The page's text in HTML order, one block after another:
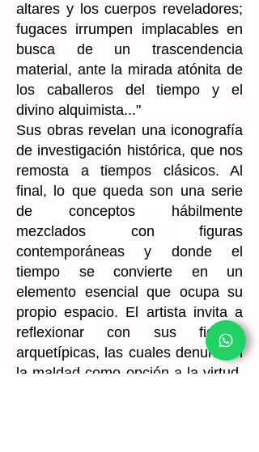
altares y los cuerpos reveladores;
fugaces irrumpen implacables en
busca de un trascendencia
material, ante la mirada atónita de
los caballeros del tiempo y el
divino alquimista..."
Sus obras revelan una iconografía
de investigación histórica, que nos
remosta a tiempos clásicos. Al
final, lo que queda son una serie
de conceptos hábilmente
mezclados con figuras
contemporáneas y donde el
tiempo se convierte en un
elemento esencial que ocupa su
propio espacio. El artista invita a
reflexionar con sus figuras
arquetípicas, las cuales denuncian
la maldad como opción a la virtud.